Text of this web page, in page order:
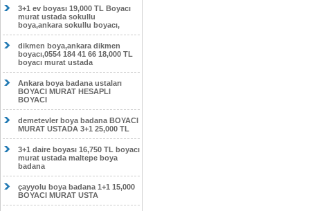
3+1 ev boyası 19,000 TL Boyacı
murat ustada sokullu
boya,ankara sokullu boyacı,
dikmen boya,ankara dikmen
boyacı,0554 184 41 66 18,000 TL
boyacı murat ustada
Ankara boya badana ustaları
BOYACI MURAT HESAPLI
BOYACI
demetevler boya badana BOYACI
MURAT USTADA 3+1 25,000 TL
3+1 daire boyası 16,750 TL boyacı
murat ustada maltepe boya
badana
çayyolu boya badana 1+1 15,000
BOYACI MURAT USTA